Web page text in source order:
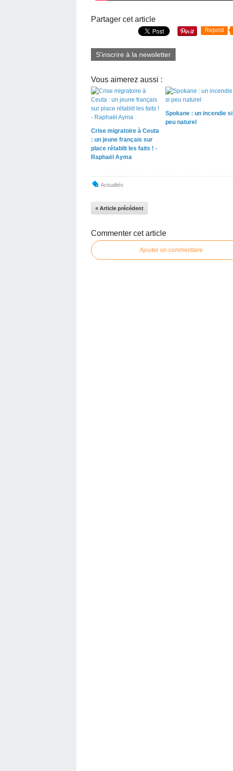
Partager cet article
Repost
S'inscrire à la newsletter
Vous aimerez aussi :
Crise migratoire à Ceuta
: un jeune français sur
place rétablit les faits ! -
Raphaël Ayma
Spokane : un incendie si
peu naturel
Actualités
« Article précédent
Commenter cet article
Ajouter un commentaire